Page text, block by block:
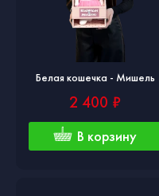
Белая кошечка - Мишель
2 400 ₽
В корзину